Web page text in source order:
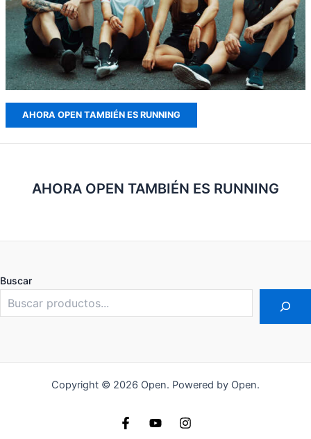
AHORA OPEN TAMBIÉN ES RUNNING
AHORA OPEN TAMBIÉN ES RUNNING
Buscar
Copyright © 2026 Open. Powered by Open.